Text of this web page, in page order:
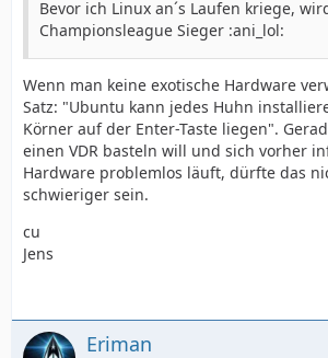
Bevor ich Linux an´s Laufen kriege,
Championsleague Sieger :ani_lol:
Wenn man keine exotische Hardware
Satz: "Ubuntu kann jedes Huhn
Körner auf der Enter-Taste liegen".
einen VDR basteln will und sich vorher
Hardware problemlos läuft, dürfte das
schwieriger sein.
cu
Jens
Eriman